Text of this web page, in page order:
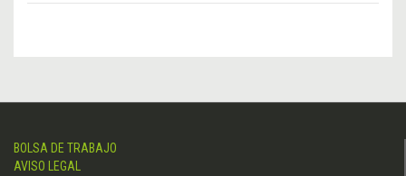
BOLSA DE TRABAJO
AVISO LEGAL